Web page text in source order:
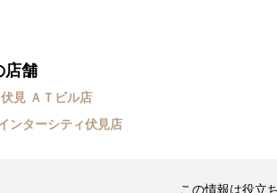
舗
見 ＡＴビル店
ンターシティ伏見店
この情報は役立